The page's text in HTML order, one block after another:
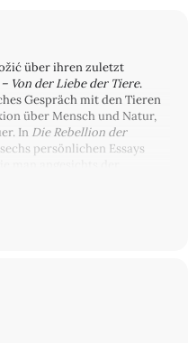
über ihren zuletzt
Von der Liebe der Tiere.
Gespräch mit den Tieren
über Mensch und Natur,
In Die Rebellion der
persönlichen Essays